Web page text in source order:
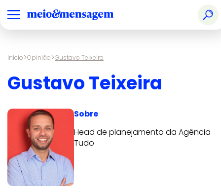
Início>Opinião>Gustavo Teixeira
Gustavo Teixeira
Sobre
Head de planejamento da Agência
Tudo